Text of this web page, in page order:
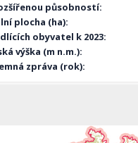
působností:
plocha (ha):
obyvatel k 2023:
výška (m n.m.):
zpráva (rok):